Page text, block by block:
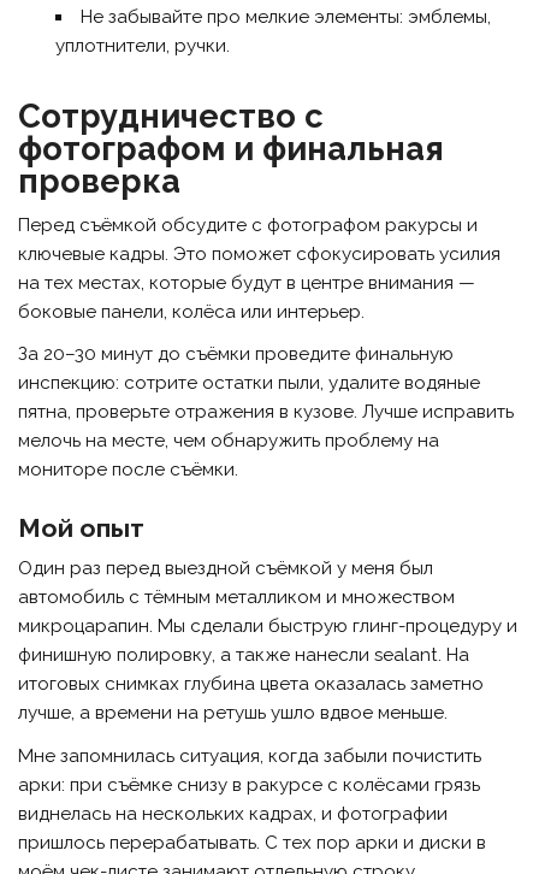
Не забывайте про мелкие элементы: эмблемы,
уплотнители, ручки.
Сотрудничество с
фотографом и финальная
проверка
Перед съёмкой обсудите с фотографом ракурсы и
ключевые кадры. Это поможет сфокусировать усилия
на тех местах, которые будут в центре внимания —
боковые панели, колёса или интерьер.
За 20–30 минут до съёмки проведите финальную
инспекцию: сотрите остатки пыли, удалите водяные
пятна, проверьте отражения в кузове. Лучше исправить
мелочь на месте, чем обнаружить проблему на
мониторе после съёмки.
Мой опыт
Один раз перед выездной съёмкой у меня был
автомобиль с тёмным металликом и множеством
микроцарапин. Мы сделали быструю глинг-процедуру и
финишную полировку, а также нанесли sealant. На
итоговых снимках глубина цвета оказалась заметно
лучше, а времени на ретушь ушло вдвое меньше.
Мне запомнилась ситуация, когда забыли почистить
арки: при съёмке снизу в ракурсе с колёсами грязь
виднелась на нескольких кадрах, и фотографии
пришлось перерабатывать. С тех пор арки и диски в